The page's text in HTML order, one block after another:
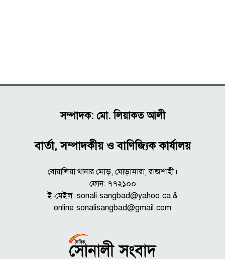
সম্পাদক: মো. লিয়াকত আলী
বার্তা, সম্পাদকীয় ও বাণিজ্যিক কার্যালয়
বোয়ালিয়া থানার মোড়, ঘোড়ামারা, রাজশাহী।
ফোন: ৭৭২১০০
ই-মেইল: sonali.sangbad@yahoo.ca &
online.sonalisangbad@gmail.com